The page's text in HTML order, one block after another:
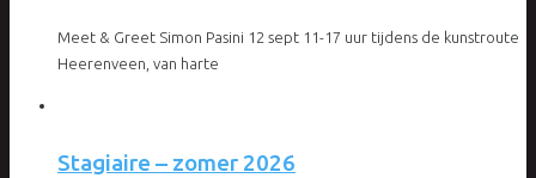
Meet & Greet Simon Pasini 12 sept 11-17 uur tijdens de kunstroute
Heerenveen, van harte
Stagiaire – zomer 2026